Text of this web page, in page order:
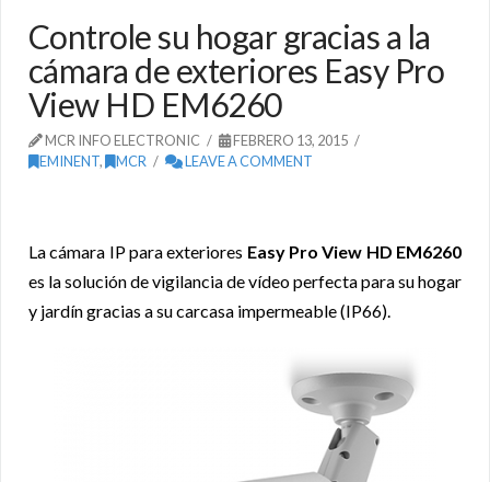
Controle su hogar gracias a la
cámara de exteriores Easy Pro
View HD EM6260
MCR INFO ELECTRONIC
FEBRERO 13, 2015
EMINENT, MCR LEAVE A COMMENT
La cámara IP para exteriores Easy Pro View HD EM6260
es la solución de vigilancia de vídeo perfecta para su hogar
y jardín gracias a su carcasa impermeable (IP66).